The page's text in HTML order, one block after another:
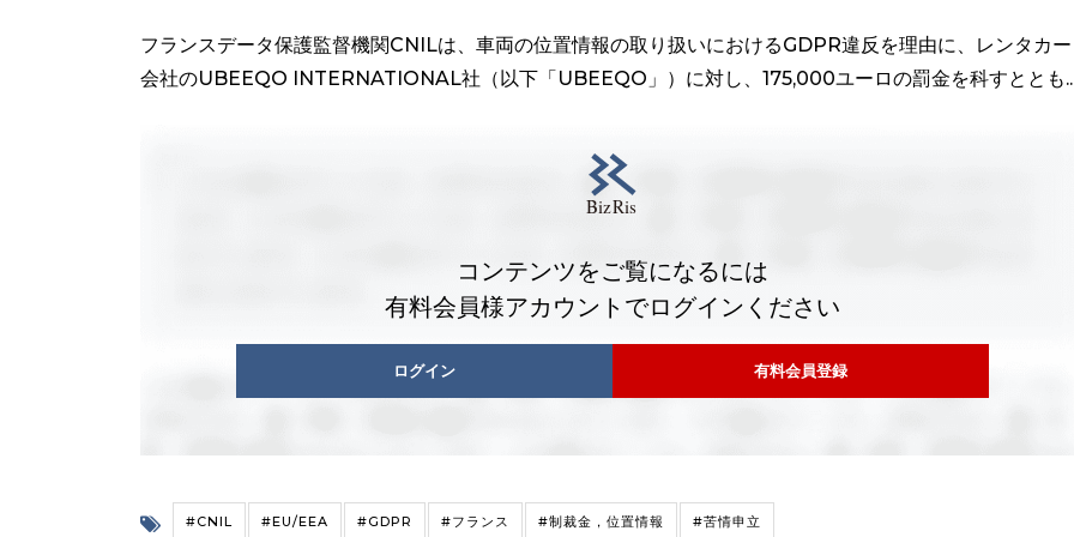
フランスデータ保護監督機関CNILは、車両の位置情報の取り扱いにおけるGDPR違反を理由に、レンタカー
会社のUBEEQO INTERNATIONAL社（以下「UBEEQO」）に対し、175,000ユーロの罰金を科すととも
コンテンツをご覧になるには
有料会員様アカウントでログインください
ログイン 有料会員登録
#CNIL #EU/EEA #GDPR #フランス #制裁金，位置情報 #苦情申立